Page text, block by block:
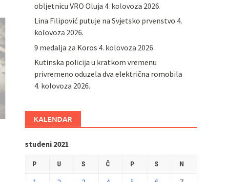
obljetnicu VRO Oluja 4. kolovoza 2026.
Lina Filipović putuje na Svjetsko prvenstvo 4.
kolovoza 2026.
9 medalja za Koros 4. kolovoza 2026.
Kutinska policija u kratkom vremenu
privremeno oduzela dva električna romobila
4. kolovoza 2026.
KALENDAR
studeni 2021
P U S Č P S N